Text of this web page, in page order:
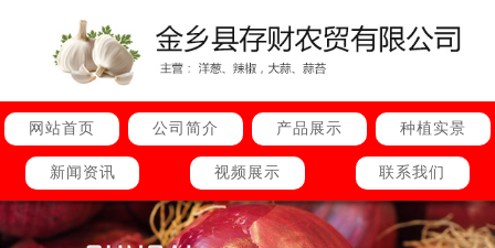
网站首页 公司简介 产品展示 种植实景
新闻资讯 视频展示 联系我们